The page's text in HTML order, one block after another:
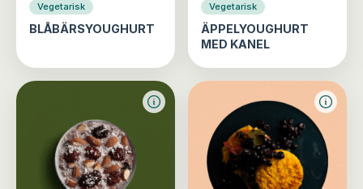
Vegetarisk
BLÅBÄRSYOUGHURT
Vegetarisk
ÄPPELYOUGHURT
MED KANEL